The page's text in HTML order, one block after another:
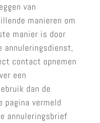
van
manieren om
manier is door
annuleringsdienst,
contact opnemen
een
dan de
pagina vermeld
annuleringsbrief